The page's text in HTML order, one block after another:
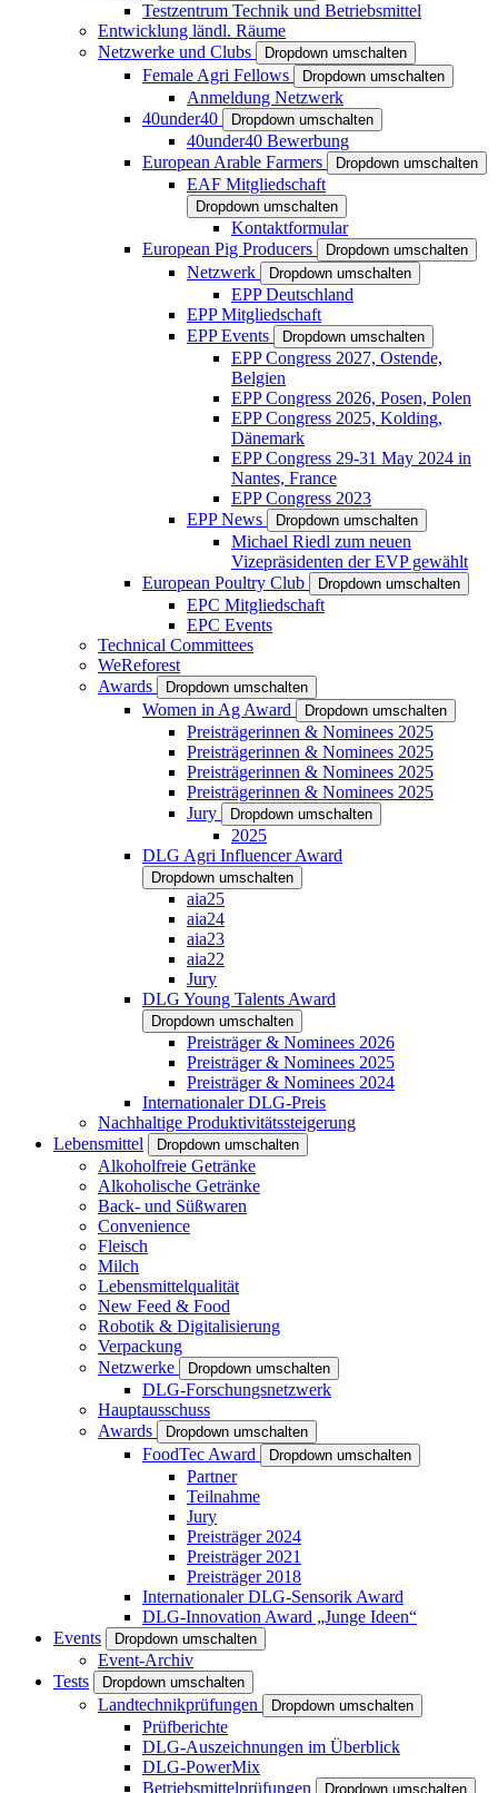
Testzentrum Technik und Betriebsmittel
Entwicklung ländl. Räume
Netzwerke und Clubs
Dropdown umschalten
Female Agri Fellows Dropdown umschalten
Anmeldung Netzwerk
40under40
Dropdown umschalten
40under40 Bewerbung
European Arable Farmers
Dropdown umschalten
EAF Mitgliedschaft
Dropdown umschalten
Kontaktformular
European Pig Producers
Dropdown umschalten
Netzwerk Dropdown umschalten
EPP Deutschland
EPP Mitgliedschaft
EPP Events
Dropdown umschalten
EPP Congress 2027, Ostende,
Belgien
EPP Congress 2026, Posen, Polen
EPP Congress 2025, Kolding,
Dänemark
EPP Congress 29-31 May 2024 in
Nantes, France
EPP Congress 2023
EPP News
Dropdown umschalten
Michael Riedl zum neuen
Vizepräsidenten der EVP gewählt
European Poultry Club
Dropdown umschalten
EPC Mitgliedschaft
EPC Events
Technical Committees
WeReforest
Awards
Dropdown umschalten
Women in Ag Award Dropdown umschalten
Preisträgerinnen & Nominees 2025
Preisträgerinnen & Nominees 2025
Preisträgerinnen & Nominees 2025
Preisträgerinnen & Nominees 2025
Jury
Dropdown umschalten
2025
DLG Agri Influencer Award
Dropdown umschalten
aia25
aia24
aia23
aia22
Jury
DLG Young Talents Award
Dropdown umschalten
Preisträger & Nominees 2026
Preisträger & Nominees 2025
Preisträger & Nominees 2024
Internationaler DLG-Preis
Nachhaltige Produktivitätssteigerung
Lebensmittel
Dropdown umschalten
Alkoholfreie Getränke
Alkoholische Getränke
Back- und Süßwaren
Convenience
Fleisch
Milch
Lebensmittelqualität
New Feed & Food
Robotik & Digitalisierung
Verpackung
Netzwerke
Dropdown umschalten
DLG-Forschungsnetzwerk
Hauptausschuss
Awards
Dropdown umschalten
FoodTec Award Dropdown umschalten
Partner
Teilnahme
Jury
Preisträger 2024
Preisträger 2021
Preisträger 2018
Internationaler DLG-Sensorik Award
DLG-Innovation Award „Junge Ideen“
Events
Dropdown umschalten
Event-Archiv
Tests
Dropdown umschalten
Landtechnikprüfungen Dropdown umschalten
Prüfberichte
DLG-Auszeichnungen im Überblick
DLG-PowerMix
Betriebsmittelprüfungen
Dropdown umschalten